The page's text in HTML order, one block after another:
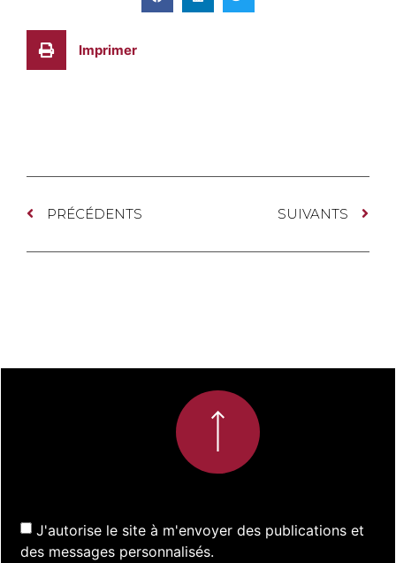
Imprimer
PRÉCÉDENTS SUIVANTS
J'autorise le site à m'envoyer des publications et
des messages personnalisés.